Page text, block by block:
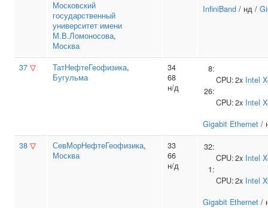
Московский
государственный
университет имени
М.В.Ломоносова,
Москва
InfiniBand / нд /
37 ▽ ТатНефтеГеофизика,
Бугульма
34
68
н/д
8:
CPU:2x Intel
26:
CPU:2x Intel
Gigabit Ethernet /
38 ▽ СевМорНефтеГеофизика,
Москва
33
66
н/д
32:
CPU:2x Intel
1:
CPU:2x Intel
Gigabit Ethernet /